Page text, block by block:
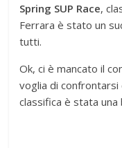
Spring SUP Race,
Ferrara è stato un
tutti.
Ok, ci è mancato il
voglia di
classifica è stata una